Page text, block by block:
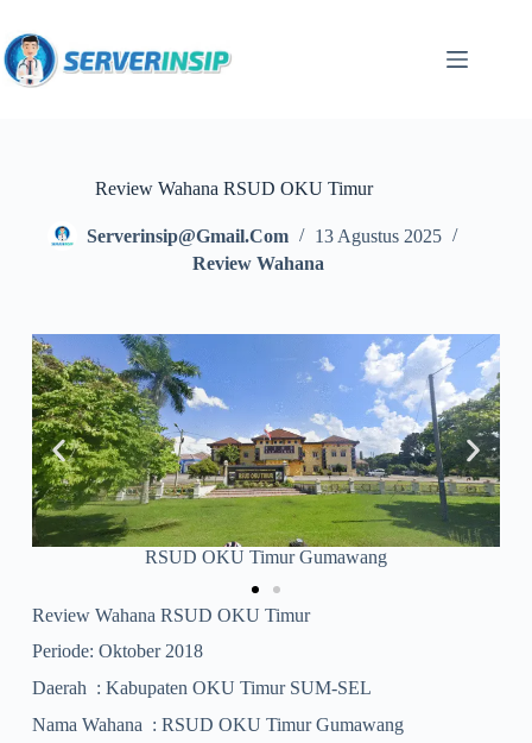
Review Wahana RSUD OKU Timur
Serverinsip@gmail.com
13 Agustus 2025
Review Wahana
Puskesmas Purwodadi
Review Wahana RSUD OKU Timur
Periode: Oktober 2018
Daerah : Kabupaten OKU Timur SUM-SEL
Nama Wahana : RSUD OKU Timur Gumawang